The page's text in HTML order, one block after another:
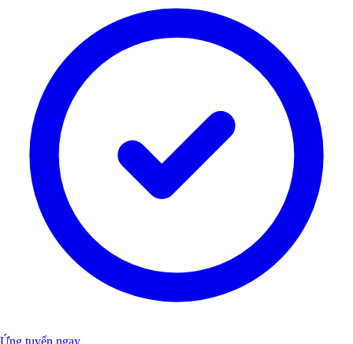
Ứng tuyển ngay